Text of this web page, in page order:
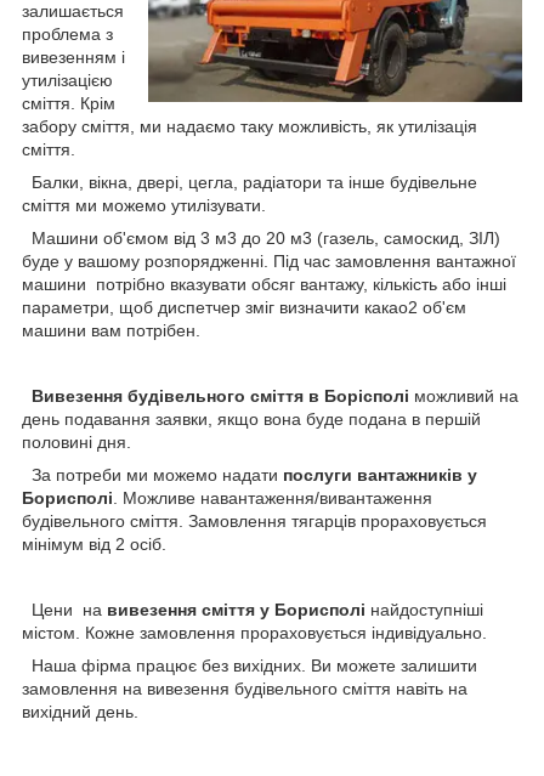
залишається
проблема з
вивезенням і
утилізацією
сміття. Крім
забору сміття, ми надаємо таку можливість, як утилізація
сміття.
Балки, вікна, двері, цегла, радіатори та інше будівельне
сміття ми можемо утилізувати.
Машини об'ємом від 3 м3 до 20 м3 (газель, самоскид, ЗІЛ)
буде у вашому розпорядженні. Під час замовлення вантажної
машини потрібно вказувати обсяг вантажу, кількість або інші
параметри, щоб диспетчер зміг визначити какао2 об'єм
машини вам потрібен.
Вивезення будівельного сміття в Борісполі можливий на
день подавання заявки, якщо вона буде подана в першій
половині дня.
За потреби ми можемо надати послуги вантажників у
Борисполі . Можливе навантаження/вивантаження
будівельного сміття. Замовлення тягарців прораховується
мінімум від 2 осіб.
Цени на вивезення сміття у Борисполі найдоступніші
містом. Кожне замовлення прораховується індивідуально.
Наша фірма працює без вихідних. Ви можете залишити
замовлення на вивезення будівельного сміття навіть на
вихідний день.